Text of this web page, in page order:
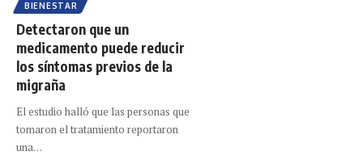
BIENESTAR
Detectaron que un
medicamento puede reducir
los síntomas previos de la
migraña
El estudio halló que las personas que
tomaron el tratamiento reportaron
una…